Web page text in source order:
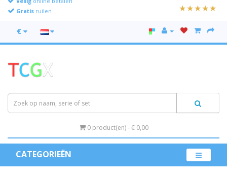
Gratis
€
0 product(en) - € 0,00
CATEGORIEËN